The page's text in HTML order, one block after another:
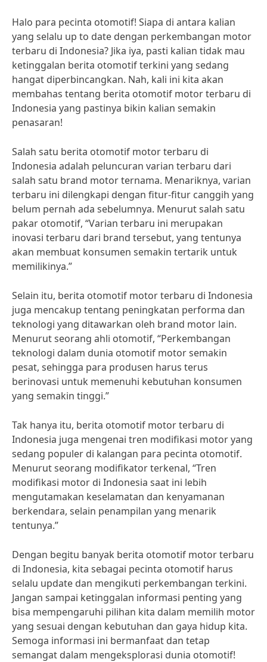
Halo para pecinta otomotif! Siapa di antara kalian
yang selalu up to date dengan perkembangan motor
terbaru di Indonesia? Jika iya, pasti kalian tidak mau
ketinggalan berita otomotif terkini yang sedang
hangat diperbincangkan. Nah, kali ini kita akan
membahas tentang berita otomotif motor terbaru di
Indonesia yang pastinya bikin kalian semakin
penasaran!
Salah satu berita otomotif motor terbaru di
Indonesia adalah peluncuran varian terbaru dari
salah satu brand motor ternama. Menariknya, varian
terbaru ini dilengkapi dengan fitur-fitur canggih yang
belum pernah ada sebelumnya. Menurut salah satu
pakar otomotif, “Varian terbaru ini merupakan
inovasi terbaru dari brand tersebut, yang tentunya
akan membuat konsumen semakin tertarik untuk
memilikinya.”
Selain itu, berita otomotif motor terbaru di Indonesia
juga mencakup tentang peningkatan performa dan
teknologi yang ditawarkan oleh brand motor lain.
Menurut seorang ahli otomotif, “Perkembangan
teknologi dalam dunia otomotif motor semakin
pesat, sehingga para produsen harus terus
berinovasi untuk memenuhi kebutuhan konsumen
yang semakin tinggi.”
Tak hanya itu, berita otomotif motor terbaru di
Indonesia juga mengenai tren modifikasi motor yang
sedang populer di kalangan para pecinta otomotif.
Menurut seorang modifikator terkenal, “Tren
modifikasi motor di Indonesia saat ini lebih
mengutamakan keselamatan dan kenyamanan
berkendara, selain penampilan yang menarik
tentunya.”
Dengan begitu banyak berita otomotif motor terbaru
di Indonesia, kita sebagai pecinta otomotif harus
selalu update dan mengikuti perkembangan terkini.
Jangan sampai ketinggalan informasi penting yang
bisa mempengaruhi pilihan kita dalam memilih motor
yang sesuai dengan kebutuhan dan gaya hidup kita.
Semoga informasi ini bermanfaat dan tetap
semangat dalam mengeksplorasi dunia otomotif!